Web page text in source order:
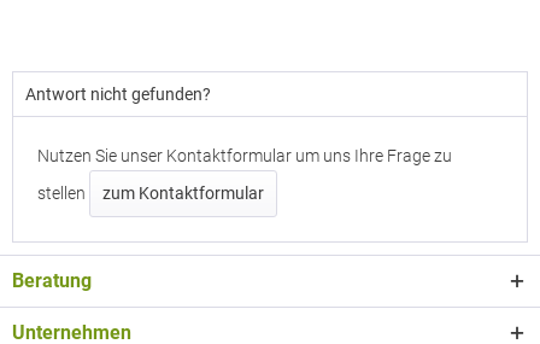
Antwort nicht gefunden?
Nutzen Sie unser Kontaktformular um uns Ihre Frage zu
stellen
zum Kontaktformular
Beratung
Unternehmen